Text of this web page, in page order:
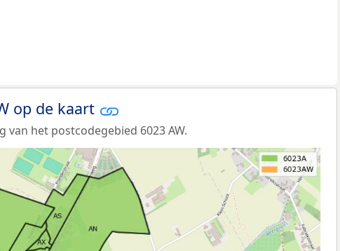
op de kaart
van het postcodegebied 6023 AW.